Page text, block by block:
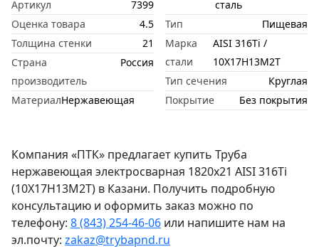
Артикул
7399
Оценка товара
4.5
Толщина стенки
21
Страна
производитель
Россия
МатериалНержавеющая
сталь
Тип
Пищевая
Марка
стали
AISI 316Ti /
10Х17Н13М2Т
Тип сечения
Круглая
Покрытие
Без покрытия
Компания «ПТК» предлагает купить Труба
нержавеющая электросварная 1820х21 AISI 316Ti
(10Х17Н13М2Т) в Казани. Получить подробную
консультацию и оформить заказ можно по
телефону: 8 (843) 254-46-06 или напишите нам на
эл.почту: zakaz@trybapnd.ru